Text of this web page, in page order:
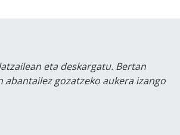
eta deskargatu. Bertan
gozatzeko aukera izango